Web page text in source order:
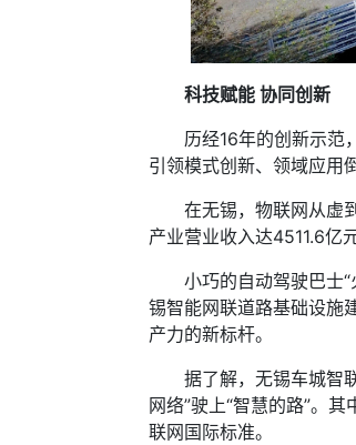
科技赋能 协同创新
历经16年的创新示范，
引领模式创新、领域应用
在无锡，物联网从虚到
产业营业收入达4511.6亿
小巧的自动驾驶巴士“
锡智能网联道路基础设施
产力的新标杆。
据了解，无锡车城智联
网络”驶上“智慧的路”。
联网国际标准。